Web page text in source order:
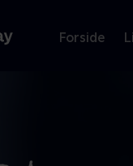
Forside